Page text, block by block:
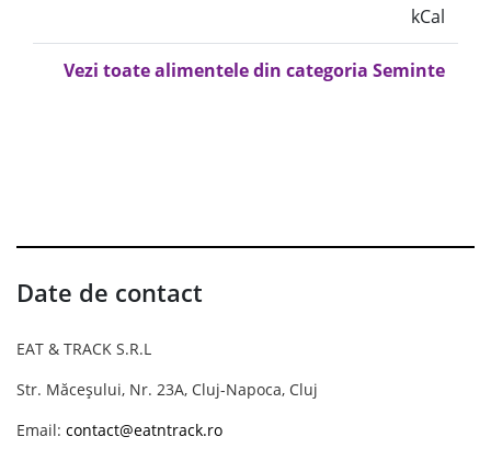
kCal
Vezi toate alimentele din categoria Seminte
Date de contact
EAT & TRACK S.R.L
Str. Măceșului, Nr. 23A, Cluj-Napoca, Cluj
Email: contact@eatntrack.ro